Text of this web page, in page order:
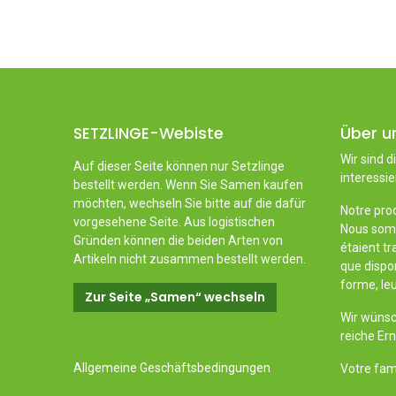
SETZLINGE-Webiste
Auf dieser Seite können nur Setzlinge
bestellt werden. Wenn Sie Samen kaufen
möchten, wechseln Sie bitte auf die dafür
vorgesehene Seite. Aus logistischen
Gründen können die beiden Arten von
Artikeln nicht zusammen bestellt werden.
Zur Seite „Samen“ wechseln
Allgemeine Geschäftsbedingungen
Über
Wir sind
Notre
Nous
étaient
que
forme,
Wir
reiche
Votre